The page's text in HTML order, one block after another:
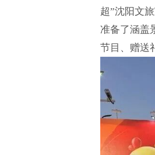
超”沈阳文
准备了涵盖
节目、赠送